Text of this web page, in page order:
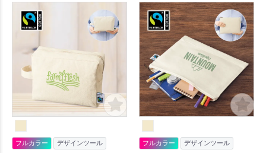
フルカラー デザインツール フルカラー デザインツール